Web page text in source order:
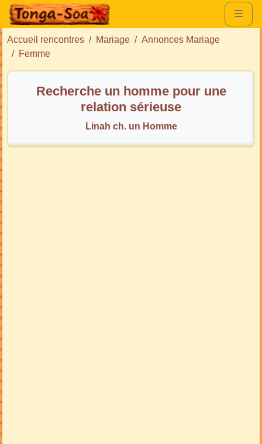
Accueil rencontres Mariage
Annonces Mariage
Femme
Recherche un homme pour une
relation sérieuse
Linah ch. un Homme